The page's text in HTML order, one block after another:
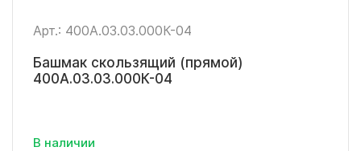
Арт.: 400А.03.03.000К-04
Башмак скользящий (прямой)
400А.03.03.000К-04
В наличии